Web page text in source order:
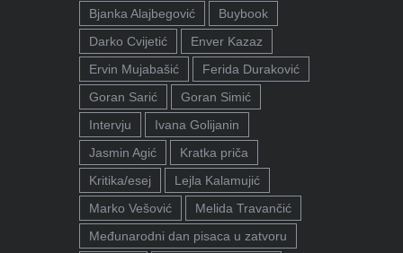
Bjanka Alajbegović
Buybook
Darko Cvijetić
Enver Kazaz
Ervin Mujabašić
Ferida Duraković
Goran Sarić
Goran Simić
Intervju
Ivana Golijanin
Jasmin Agić
Kratka priča
Kritika/esej
Lejla Kalamujić
Marko Vešović
Melida Travančić
Međunarodni dan pisaca u zatvoru